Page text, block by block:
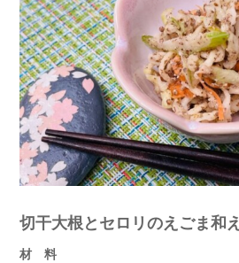
切干大根とセロリのえごま和え
材 料